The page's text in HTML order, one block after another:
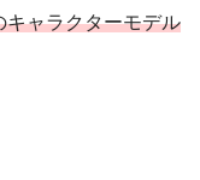
キャラクターモデル